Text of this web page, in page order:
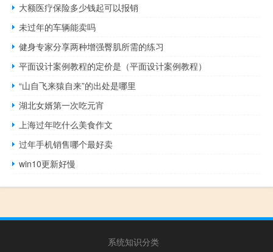
大额医疗保险多少钱起可以报销
未过年的车辆能卖吗
健身专家分享两种增强臀肌所需的练习
平面设计案例教程的定价是（平面设计案例教程）
“山自飞来猿自来”的出处是哪里
湖北女婿第一次吃元宵
上海过年吃什么美食作文
过年手机销售哪个最好卖
win10更新好慢
系统知识分类